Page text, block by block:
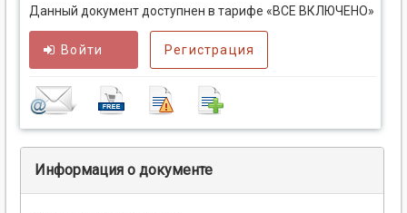
Данный документ доступнен в тарифе «ВСЕ ВКЛЮЧЕНО»
Войти Регистрация
Информация о документе